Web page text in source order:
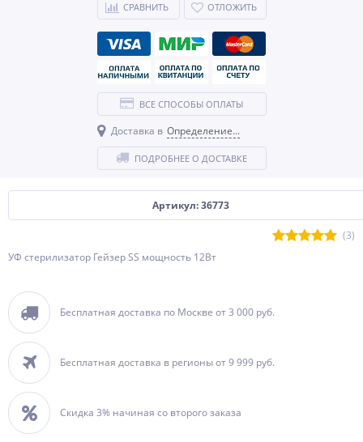
Артикул: 36773
(3)
УФ стерилизатор Гейзер SS мощность 12Вт
Бесплатная доставка по Москве от 3 000 руб.
Бесплатная доставка в регионы от 9 999 руб.
Скидка 3% начиная со второго заказа
СРАВНИТЬ ОТЛОЖИТЬ
ВСЕ СПОСОБЫ ОПЛАТЫ
Доставка в Определение...
ПОДРОБНЕЕ О ДОСТАВКЕ